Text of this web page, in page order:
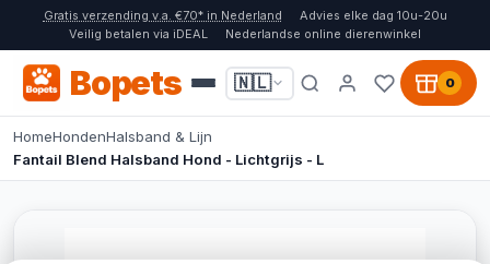
Gratis verzending v.a. €70* in Nederland
Advies elke dag 10u-20u
Veilig betalen via iDEAL
Nederlandse online dierenwinkel
Bopets 🇳🇱 0
HomeHondenHalsband & Lijn
Fantail Blend Halsband Hond - Lichtgrijs - L